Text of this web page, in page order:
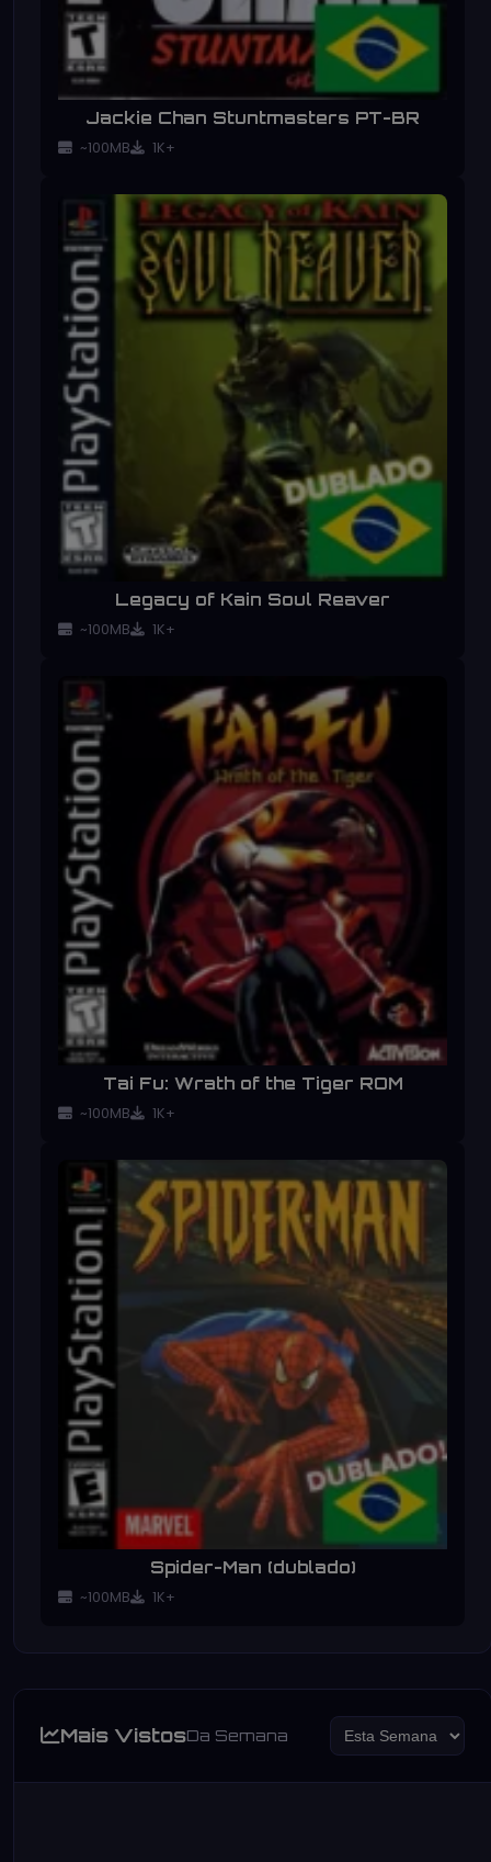
Jackie Chan Stuntmasters PT-BR
~100MB 1K+
Legacy of Kain Soul Reaver
~100MB 1K+
Tai Fu: Wrath of the Tiger ROM
~100MB 1K+
Spider-Man (dublado)
~100MB 1K+
Mais VistosDa Semana